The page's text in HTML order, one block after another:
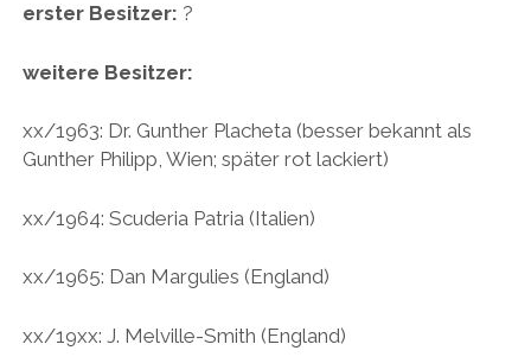
SUBARU
VOLVO
VORKRIEG
erster Besitzer: ?
weitere Besitzer:
xx/1963: Dr. Gunther Placheta (besser bekannt als
Gunther Philipp, Wien; später rot lackiert)
xx/1964: Scuderia Patria (Italien)
xx/1965: Dan Margulies (England)
xx/19xx: J. Melville-Smith (England)